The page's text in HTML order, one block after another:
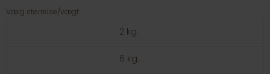
Vælg størrelse/vægt:
2 kg.
6 kg.